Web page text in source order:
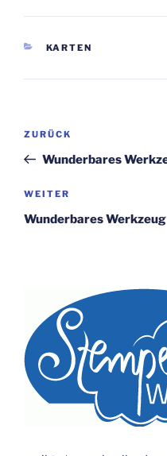
KATEGORIEN
KARTEN
Beitragsnavigation
Vorheriger
Beitrag
ZURÜCK
Wunderbares
Nächster
Beitrag
WEITER
Wunderbares Werkzeug